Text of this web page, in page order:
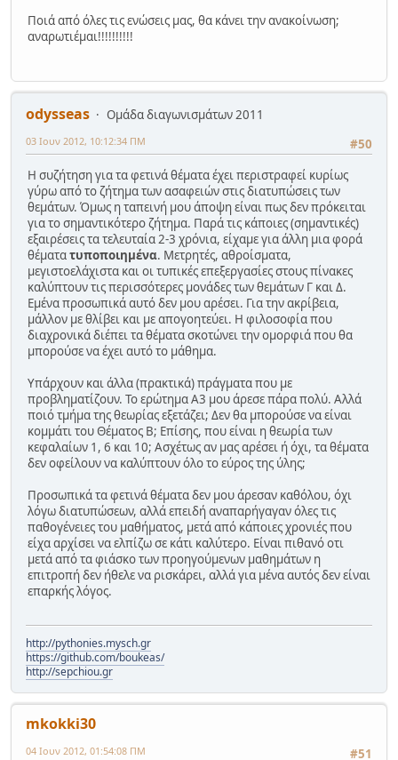
Ποιά από όλες τις ενώσεις μας, θα κάνει την ανακοίνωση;
αναρωτιέμαι!!!!!!!!!!
odysseas
Ομάδα διαγωνισμάτων 2011
#50
03 Ιουν 2012, 10:12:34 ΠΜ
Η συζήτηση για τα φετινά θέματα έχει περιστραφεί κυρίως
γύρω από το ζήτημα των ασαφειών στις διατυπώσεις των
θεμάτων. Όμως η ταπεινή μου άποψη είναι πως δεν πρόκειται
για το σημαντικότερο ζήτημα. Παρά τις κάποιες (σημαντικές)
εξαιρέσεις τα τελευταία 2-3 χρόνια, είχαμε για άλλη μια φορά
θέματατυποποιημένα. Μετρητές, αθροίσματα,
μεγιστοελάχιστα και οι τυπικές επεξεργασίες στους πίνακες
καλύπτουν τις περισσότερες μονάδες των θεμάτων Γ και Δ.
Εμένα προσωπικά αυτό δεν μου αρέσει. Για την ακρίβεια,
μάλλον με θλίβει και με απογοητεύει. Η φιλοσοφία που
διαχρονικά διέπει τα θέματα σκοτώνει την ομορφιά που θα
μπορούσε να έχει αυτό το μάθημα.
Υπάρχουν και άλλα (πρακτικά) πράγματα που με
προβληματίζουν. Το ερώτημα Α3 μου άρεσε πάρα πολύ. Αλλά
ποιό τμήμα της θεωρίας εξετάζει; Δεν θα μπορούσε να είναι
κομμάτι του Θέματος Β; Επίσης, που είναι η θεωρία των
κεφαλαίων 1, 6 και 10; Ασχέτως αν μας αρέσει ή όχι, τα θέματα
δεν οφείλουν να καλύπτουν όλο το εύρος της ύλης;
Προσωπικά τα φετινά θέματα δεν μου άρεσαν καθόλου, όχι
λόγω διατυπώσεων, αλλά επειδή αναπαρήγαγαν όλες τις
παθογένειες του μαθήματος, μετά από κάποιες χρονιές που
είχα αρχίσει να ελπίζω σε κάτι καλύτερο. Είναι πιθανό οτι
μετά από τα φιάσκο των προηγούμενων μαθημάτων η
επιτροπή δεν ήθελε να ρισκάρει, αλλά για μένα αυτός δεν είναι
επαρκής λόγος.
http://pythonies.mysch.gr
https://github.com/boukeas/
http://sepchiou.gr
mkokki30
#51
04 Ιουν 2012, 01:54:08 ΠΜ